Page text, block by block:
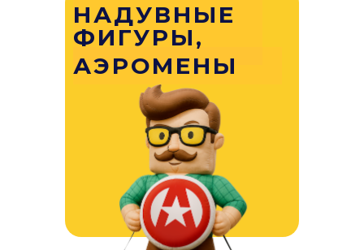
НАДУВНЫЕ
ФИГУРЫ,
АЭРОМЕНЫ